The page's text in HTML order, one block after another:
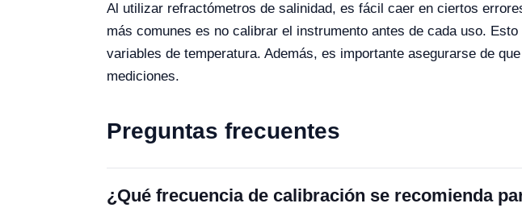
Al utilizar refractómetros de salinidad, es fácil caer en ciertos
más comunes es no calibrar el instrumento antes de cada uso.
variables de temperatura. Además, es importante asegurarse de
mediciones.
Preguntas frecuentes
¿Qué frecuencia de calibración se recomienda